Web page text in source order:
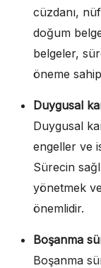
cüzdanı,
doğum
belgeler,
öneme
Duygusal
Duygusal
engeller ve
Sürecin
yönetmek
önemlidir.
Boşanma
Boşanma